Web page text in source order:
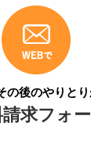
の後のやりと
求フォ